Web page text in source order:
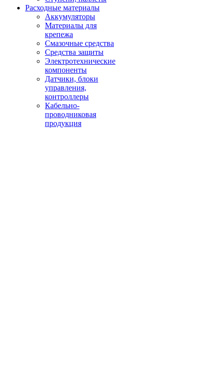
Расходные материалы
Аккумуляторы
Материалы для
крепежа
Смазочные средства
Средства защиты
Электротехнические
компоненты
Датчики, блоки
управления,
контроллеры
Кабельно-
проводниковая
продукция